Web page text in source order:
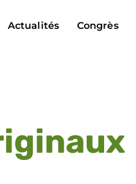
Actualités Congrès